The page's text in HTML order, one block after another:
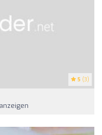
5 (3)